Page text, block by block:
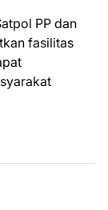
PP dan
fasilitas